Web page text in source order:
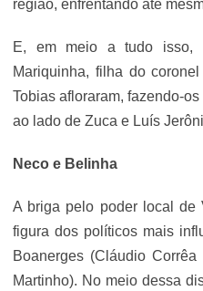
região, enfrentando até
E, em meio a tudo isso,
Mariquinha, filha do
Tobias afloraram, fazendo-
ao lado de Zuca e Luís
Neco e Belinha
A briga pelo poder local de
figura dos políticos mais
Boanerges (Cláudio
Martinho). No meio dessa